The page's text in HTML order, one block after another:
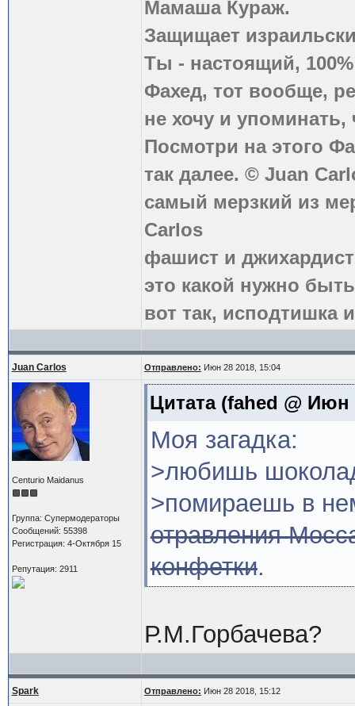
Мамаша Кураж.
Защищает
Ты - настоящий,
Фахед, тот вообще,
не хочу и
Посмотри на этого
так далее. © Juan
самый мерзкий из
Carlos
фашист и
это какой нужно
вот так, исподтишка
Juan Carlos Отправлено: Июн 28 2018, 15:04
Centurio Maidanus
Группа: Супермодераторы
Сообщений: 55398
Регистрация: 4-Октября 15
Репутация: 2911
Цитата(fahed @ Июн
Моя загадка:
>любишь
>помираешь в
отравления
конфетки.
Р.М.Горбачева?
Spark Отправлено: Июн 28 2018, 15:12